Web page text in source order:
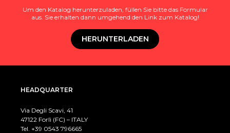
Um den Katalog herunterzuladen, füllen Sie bitte das Formular
aus. Sie erhalten dann umgehend den Link zum Katalog!
HERUNTERLADEN
HEADQUARTER
Via Degli Scavi, 41
47122 Forlì (FC) – ITALY
Tel. +39 0543 796665